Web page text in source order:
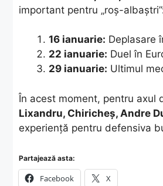
important pentru „roș-
16 ianuarie: Deplasare
22 ianuarie: Duel în
29 ianuarie: Ultimul
​În acest moment, pentru axul
Lixandru, Chiricheș, Andre
experiență pentru defensiva
Partajează asta:
Facebook X